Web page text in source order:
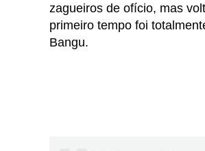
zagueiros de ofício, mas
primeiro tempo foi
Bangu.